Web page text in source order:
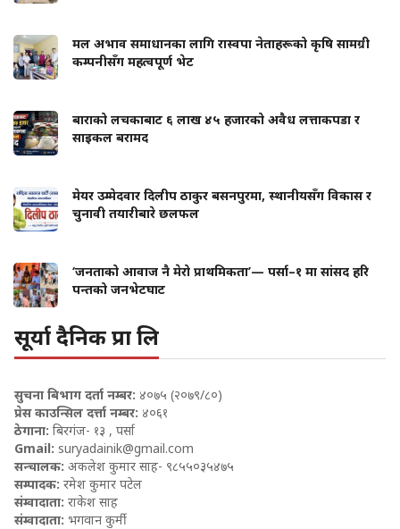
मल अभाव समाधानका लागि रास्वपा नेताहरूको कृषि सामग्री
कम्पनीसँग महत्वपूर्ण भेट
बाराको लचकाबाट ६ लाख ४५ हजारको अवैध लत्ताकपडा र
साइकल बरामद
मेयर उम्मेदवार दिलीप ठाकुर बसनपुरमा, स्थानीयसँग विकास र
चुनावी तयारीबारे छलफल
‘जनताको आवाज नै मेरो प्राथमिकता’— पर्सा–१ मा सांसद हरि
पन्तको जनभेटघाट
सूर्या दैनिक प्रा लि
सुचना बिभाग दर्ता नम्बर: ४०७५ (२०७९/८०)
प्रेस काउन्सिल दर्त्ता नम्बर: ४०६१
ठेगाना: बिरगंज- १३ , पर्सा
Gmail: suryadainik@gmail.com
सन्चालक: अकलेश कुमार साह- ९८५५०३५४७५
सम्पादक: रमेश कुमार पटेल
संम्वादाता: राकेश साह
संम्वादाता: भगवान कुर्मी